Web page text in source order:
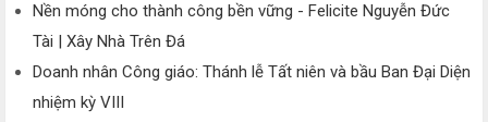
Nền móng cho thành công bền vững - Felicite Nguyễn Đức
Tài | Xây Nhà Trên Đá
Doanh nhân Công giáo: Thánh lễ Tất niên và bầu Ban Đại Diện
nhiệm kỳ VIII